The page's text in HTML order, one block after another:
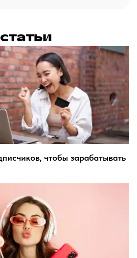
чтобы зарабатывать